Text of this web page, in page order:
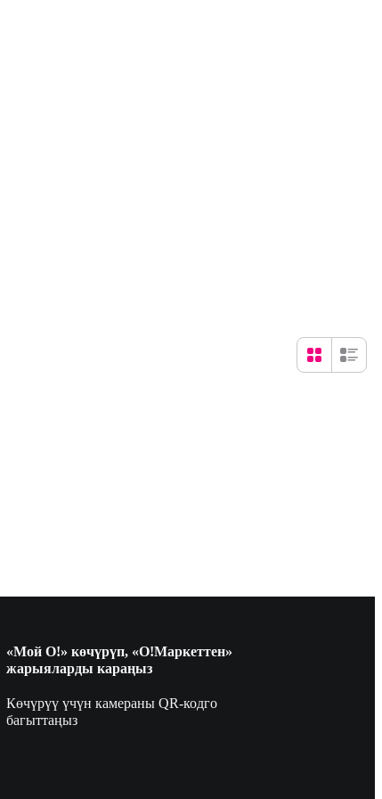
«Мой О!» көчүрүп, «О!Маркеттен»
жарыяларды караңыз
Көчүрүү үчүн камераны QR-кодго
багыттаңыз